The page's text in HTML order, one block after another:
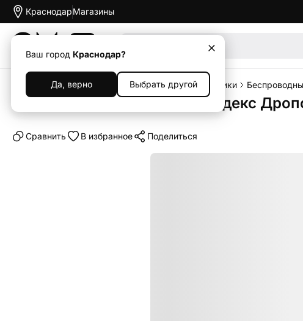
Краснодар
Ваш город Краснодар?
Да, верно Выбрать другой
Магазины
Каталог Наушники и колонки Наушники
Беспроводные наушники Яндекс
Cравнить В избранное Поделиться